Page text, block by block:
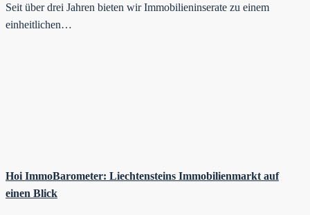
Seit über drei Jahren bieten wir Immobilieninserate zu einem
einheitlichen…
Hoi ImmoBarometer: Liechtensteins Immobilienmarkt auf
einen Blick